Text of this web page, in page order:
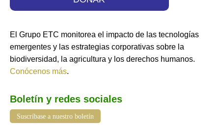
El Grupo ETC monitorea el impacto de las tecnologías
emergentes y las estrategias corporativas sobre la
biodiversidad, la agricultura y los derechos humanos.
Conócenos más.
Boletín y redes sociales
Suscríbase a nuestro boletín